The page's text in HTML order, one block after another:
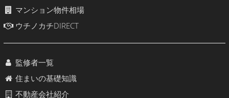
マンション物件相場
ウチノカチDIRECT
監修者一覧
住まいの基礎知識
不動産会社紹介